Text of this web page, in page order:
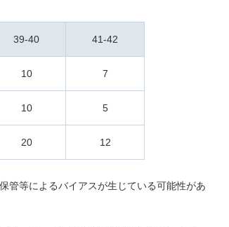
39-40 41-42
10 7
10 5
20 12
管等によるバイアスが生じている可能性があ